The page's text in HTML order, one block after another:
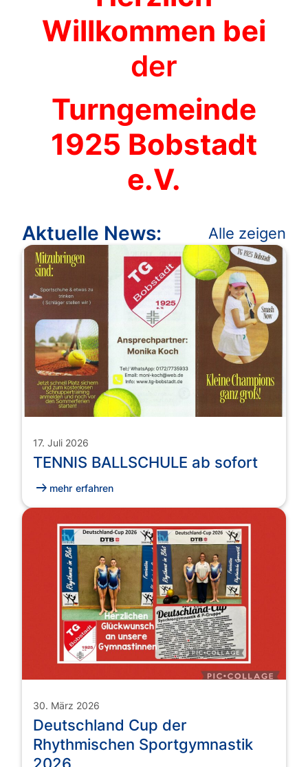
Willkommen bei
der
Turngemeinde
1925 Bobstadt
e.V.
Aktuelle News: Alle zeigen
17. Juli 2026
TENNIS BALLSCHULE ab sofort
arrow_right_alt mehr erfahren
30. März 2026
Deutschland Cup der
Rhythmischen Sportgymnastik